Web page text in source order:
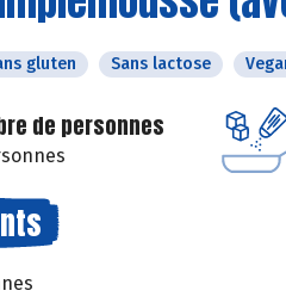
gluten Sans lactose
de personnes